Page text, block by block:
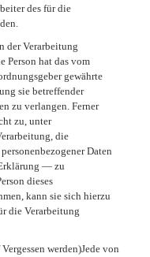
des für die
der Verarbeitung
Person hat das vom
gewährte
sie betreffender
zu verlangen. Ferner
zu, unter
die
Daten
— zu
dieses
kann sie sich hierzu
die Verarbeitung
werden)Jede von